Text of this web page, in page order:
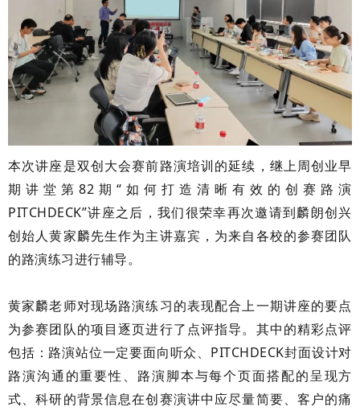
本次讲座是双创大会赛前路演培训的延续，继上周创业早
期讲堂第82期“如何打造清晰有效的创赛路演
PITCHDECK”讲座之后，我们很荣幸再次邀请到麟朗创兴
创始人黄家麟先生作为主讲嘉宾，为来自各校的参赛团队
的路演练习进行辅导。
黄家麟老师对现场路演练习的表现配合上一期讲座的要点
为参赛团队的项目逐页进行了点评指导。 其中的精彩点评
包括： 路演站位一定要面向听众、PITCHDECK封面设计对
路演沟通的重要性、路演脚本与每个页面搭配的呈现方
式、科研的背景信息在创赛演讲中应尽量简要、客户的痛